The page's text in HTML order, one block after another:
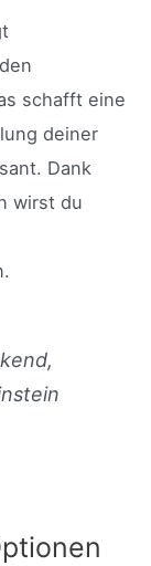
schafft eine
deiner
Dank
wirst du